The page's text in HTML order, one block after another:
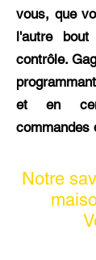
vous, que
l'autre
contrôle.
et en
commandes
Notre